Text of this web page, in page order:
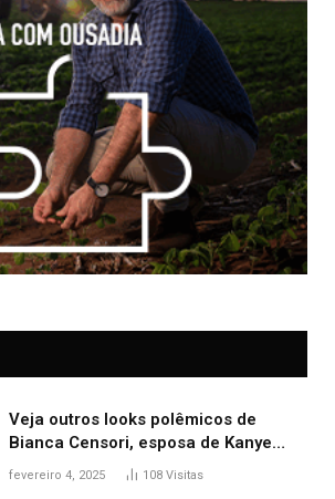
Veja outros looks polêmicos de
Bianca Censori, esposa de Kanye
West que apareceu nua no Grammy
fevereiro 4, 2025 108 Visitas